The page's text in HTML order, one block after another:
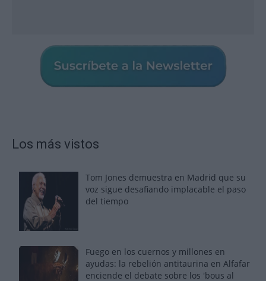
Los más vistos
Tom Jones demuestra en Madrid que su
voz sigue desafiando implacable el paso
del tiempo
Fuego en los cuernos y millones en
ayudas: la rebelión antitaurina en Alfafar
enciende el debate sobre los 'bous al